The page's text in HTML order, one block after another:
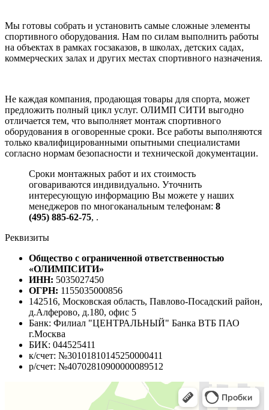
Мы готовы собрать и установить самые сложные элементы
спортивного оборудования. Нам по силам выполнить работы
на объектах в рамках госзаказов, в школах, детских садах,
коммерческих залах и других местах спортивного назначения.
Не каждая компания, продающая товары для спорта, может
предложить полный цикл услуг. ОЛИМП СИТИ выгодно
отличается тем, что выполняет монтаж спортивного
оборудования в оговоренные сроки. Все работы выполняются
только квалифицированными опытными специалистами
согласно нормам безопасности и технической документации.
Сроки монтажных работ и их стоимость
оговариваются индивидуально. Уточнить
интересующую информацию Вы можете у наших
менеджеров по многоканальным телефонам: 8
(495) 885-62-75, .
Реквизиты
Общество с ограниченной ответственностью
«ОЛИМПСИТИ»
ИНН: 5035027450
ОГРН: 1155035000856
142516, Московская область, Павлово-Посадский район,
д.Алферово, д.180, офис 5
Банк: Филиал "ЦЕНТРАЛЬНЫЙ" Банка ВТБ ПАО
г.Москва
БИК: 044525411
к/счет: №30101810145250000411
р/счет: №40702810900000089512